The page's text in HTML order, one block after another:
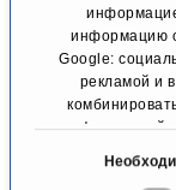
информацию
Google:
рекламой и
информацией,
Проф. д-р
наук Самер
Эззиддин